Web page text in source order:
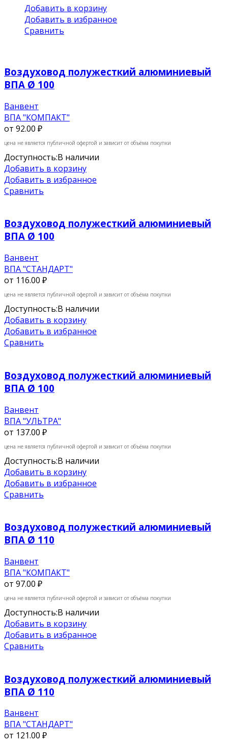
Добавить в корзину
Добавить в избранное
Сравнить
Воздуховод полужесткий алюминиевый
ВПА Ø 100
Ванвент
ВПА "КОМПАКТ"
от 92.00 ₽
цена не является публичной офертой и зависит от объёма покупки
Доступность:В наличии
Добавить в корзину
Добавить в избранное
Сравнить
Воздуховод полужесткий алюминиевый
ВПА Ø 100
Ванвент
ВПА "СТАНДАРТ"
от 116.00 ₽
цена не является публичной офертой и зависит от объёма покупки
Доступность:В наличии
Добавить в корзину
Добавить в избранное
Сравнить
Воздуховод полужесткий алюминиевый
ВПА Ø 100
Ванвент
ВПА "УЛЬТРА"
от 137.00 ₽
цена не является публичной офертой и зависит от объёма покупки
Доступность:В наличии
Добавить в корзину
Добавить в избранное
Сравнить
Воздуховод полужесткий алюминиевый
ВПА Ø 110
Ванвент
ВПА "КОМПАКТ"
от 97.00 ₽
цена не является публичной офертой и зависит от объёма покупки
Доступность:В наличии
Добавить в корзину
Добавить в избранное
Сравнить
Воздуховод полужесткий алюминиевый
ВПА Ø 110
Ванвент
ВПА "СТАНДАРТ"
от 121.00 ₽